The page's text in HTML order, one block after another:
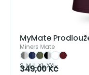
MyMate
Miners Mate
S, M, L, XL, XXL
349,00 Kč